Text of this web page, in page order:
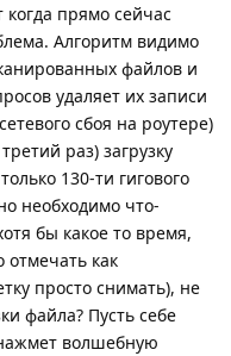
когда прямо сейчас
Алгоритм видимо
файлов и
удаляет их записи
сбоя на роутере)
раз) загрузку
130-ти гигового
необходимо что-
бы какое то время,
отмечать как
просто снимать), не
файла? Пусть себе
волшебную